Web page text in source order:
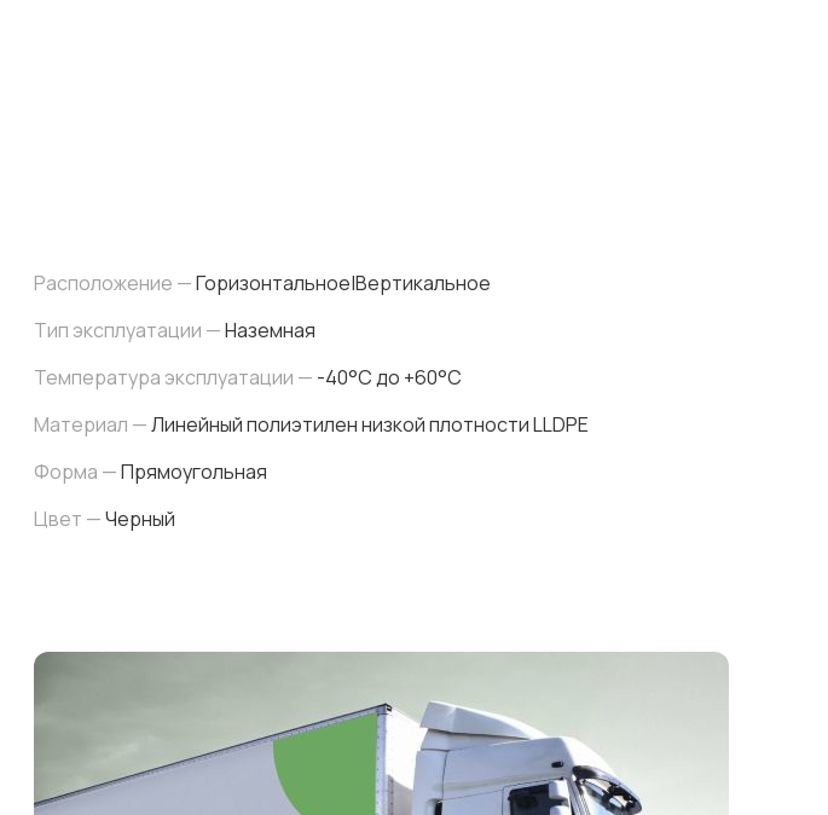
Расположение —Горизонтальное|Вертикальное
Тип эксплуатации —Наземная
Температура эксплуатации — -40°C до +60°C
Материал —Линейный полиэтилен низкой плотности LLDPE
Форма —Прямоугольная
Цвет —Черный